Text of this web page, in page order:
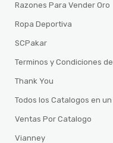
Razones Para Vender Oro
Ropa Deportiva
SCPakar
Terminos y Condiciones
Thank You
Todos los Catalogos en
Ventas Por Catalogo
Vianney